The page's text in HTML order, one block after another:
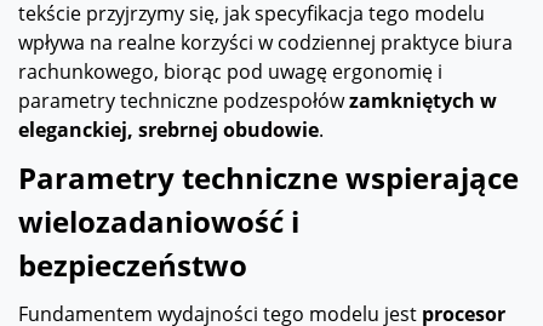
tekście przyjrzymy się, jak specyfikacja tego modelu
wpływa na realne korzyści w codziennej praktyce biura
rachunkowego, biorąc pod uwagę ergonomię i
parametry techniczne podzespołówzamkniętych w
eleganckiej, srebrnej obudowie.
Parametry techniczne wspierające
wielozadaniowość i
bezpieczeństwo
Fundamentem wydajności tego modelu jest procesor